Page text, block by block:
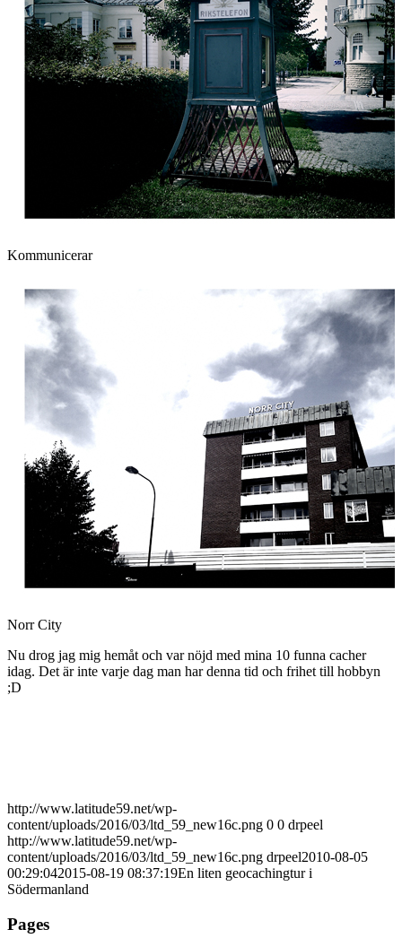
Kommunicerar
Norr City
Nu drog jag mig hemåt och var nöjd med mina 10 funna cacher
idag. Det är inte varje dag man har denna tid och frihet till hobbyn
;D
http://www.latitude59.net/wp-
content/uploads/2016/03/ltd_59_new16c.png 0 0 drpeel
http://www.latitude59.net/wp-
content/uploads/2016/03/ltd_59_new16c.png drpeel2010-08-05
00:29:042015-08-19 08:37:19En liten geocachingtur i
Södermanland
Pages